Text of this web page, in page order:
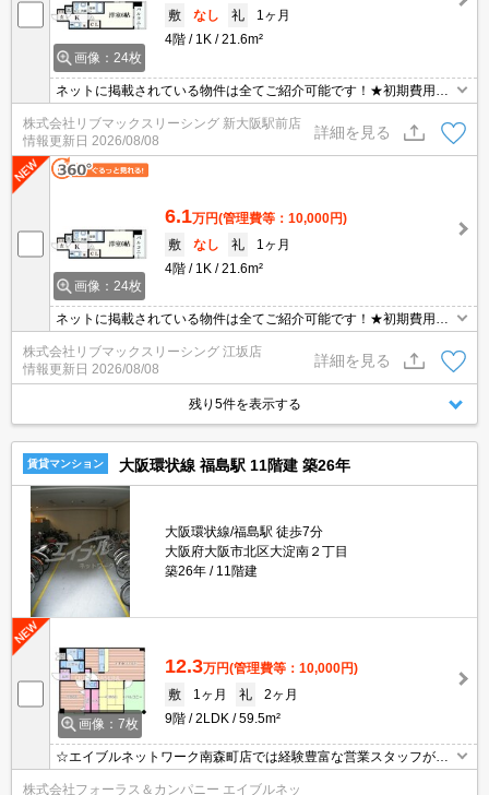
画像：24枚
敷
なし 礼
1ヶ月
4階
1K 21.6m²
ネットに掲載されている物件は全てご紹介可能です！★初期費用ク
レジット決済可能★保証人不要★人気のエスリードシリーズ分譲マ
ンション♪角部屋につき2面採光★
株式会社リブマックスリーシング 新大阪駅前店
情報更新日 2026/08/08
詳細を見る
画像：24枚
6.1万円(管理費等：10,000円)
敷
なし 礼
1ヶ月
4階
1K 21.6m²
ネットに掲載されている物件は全てご紹介可能です！★初期費用ク
ンション♪角部屋につき2面採光★
株式会社リブマックスリーシング 江坂店
情報更新日 2026/08/08
詳細を見る
残り5件を表示する
賃貸マンション 大阪環状線 福島駅 11階建 築26年
大阪環状線/福島駅 徒歩7分
大阪府大阪市北区大淀南２丁目
築26年
11階建
画像：7枚
12.3万円(管理費等：10,000円)
敷
1ヶ月 礼
2ヶ月
9階
2LDK 59.5m²
☆エイブルネットワーク南森町店では経験豊富な営業スタッフが多
現地付近にて待ち合わせをさせていただきご内覧いただくサービス
株式会社フォーラス＆カンパニー エイブルネッ